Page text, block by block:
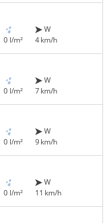
0 l/m²
W
4 km/h
0 l/m²
W
7 km/h
0 l/m²
W
9 km/h
0 l/m²
W
11 km/h